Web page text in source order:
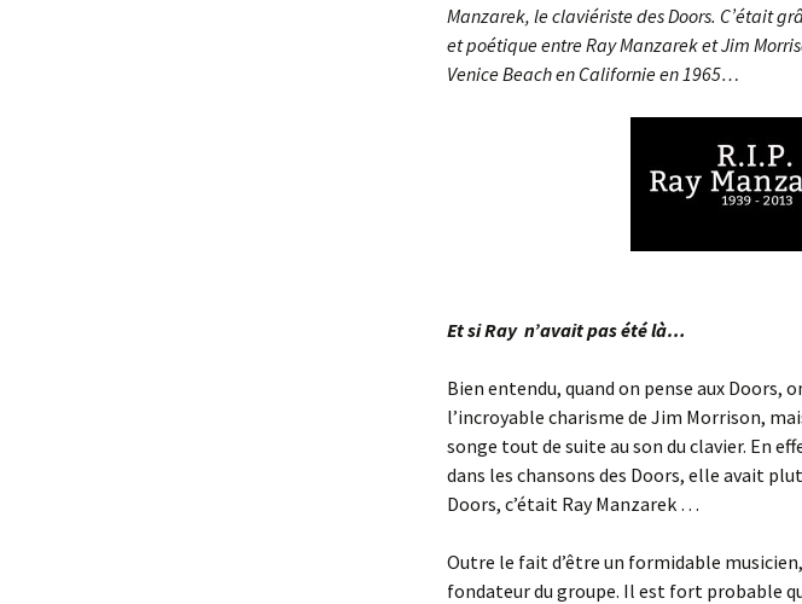
Manzarek, le claviériste des Doors. C’était
et poétique entre Ray Manzarek et Jim
Venice Beach en Californie en 1965…
Et si Ray n’avait pas été là…
Bien entendu, quand on pense aux Doors,
l’incroyable charisme de Jim Morrison,
songe tout de suite au son du clavier. En
dans les chansons des Doors, elle avait
Doors, c’était Ray Manzarek …
Outre le fait d’être un formidable
fondateur du groupe. Il est fort probable